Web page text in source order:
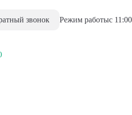
звонок Режим работыс 11:00